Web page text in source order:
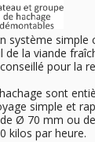
système simple
la viande
pour la
sont
simple et
Ø 70 mm ou
kilos par heure.